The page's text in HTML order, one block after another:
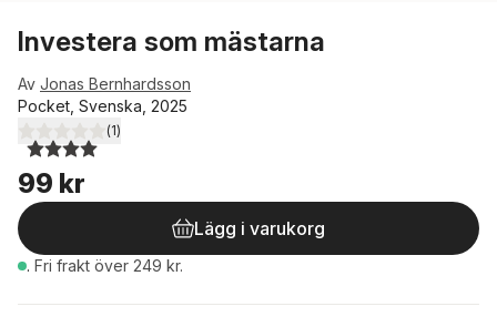
Investera som mästarna
Av Jonas Bernhardsson
Pocket, Svenska, 2025
4,0utav 5 stjärnor. Totalt antal röster:
(1)
99 kr
Lägg i varukorg
. Fri frakt över 249 kr.